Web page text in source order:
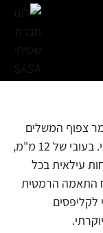
מפולימר צפוף המשלים
את העיצוב האייקוני והשיקי של מכונית המיני. בעובי של 12 מ"מ,
עילאית בכל
התאמה הרמטית
לקליפסים